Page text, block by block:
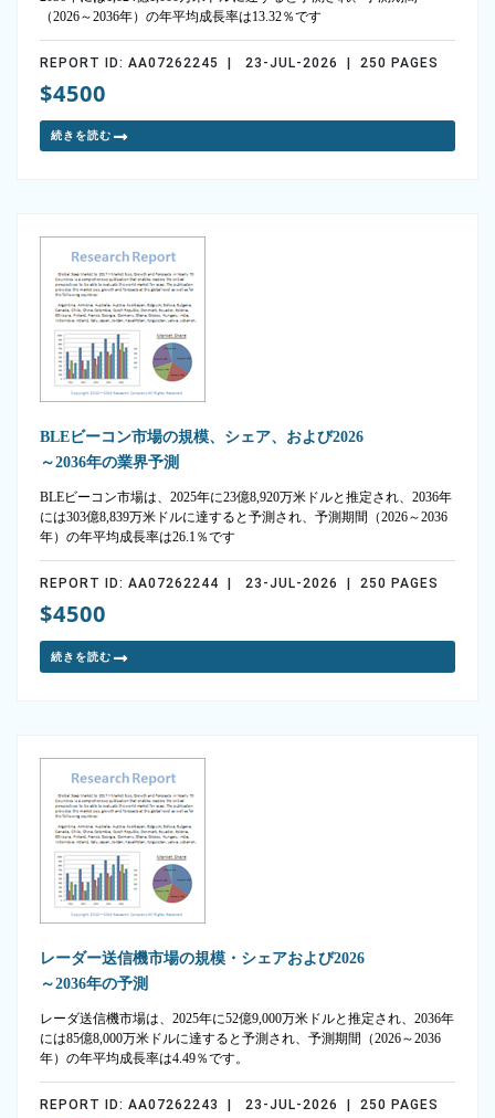
（2026～2036年）の年平均成長率は13.32％です
REPORT ID: AA07262245 | 23-JUL-2026 | 250 PAGES
$4500
続きを読む
BLEビーコン市場の規模、シェア、および2026
～2036年の業界予測
BLEビーコン市場は、2025年に23億8,920万米ドルと推定され、2036年
には303億8,839万米ドルに達すると予測され、予測期間（2026～2036
年）の年平均成長率は26.1％です
REPORT ID: AA07262244 | 23-JUL-2026 | 250 PAGES
$4500
続きを読む
レーダー送信機市場の規模・シェアおよび2026
～2036年の予測
レーダ送信機市場は、2025年に52億9,000万米ドルと推定され、2036年
には85億8,000万米ドルに達すると予測され、予測期間（2026～2036
年）の年平均成長率は4.49％です。
REPORT ID: AA07262243 | 23-JUL-2026 | 250 PAGES